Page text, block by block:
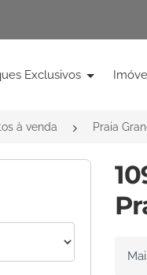
Exclusivos
à venda Praia